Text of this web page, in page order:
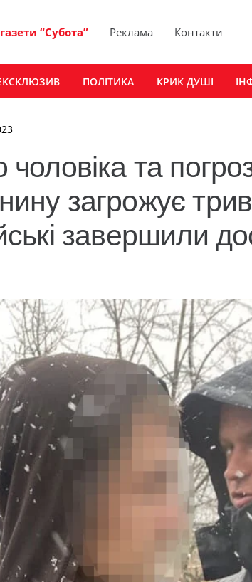
“Субота” Реклама Контакти
ПОЛІТИКА КРИК ДУШІ
та
загрожує
завершили